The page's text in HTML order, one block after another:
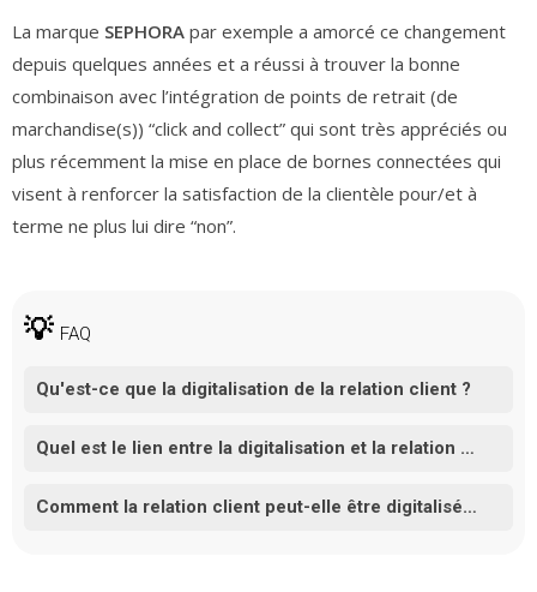
La marque SEPHORA par exemple a amorcé ce changement
depuis quelques années et a réussi à trouver la bonne
combinaison avec l’intégration de points de retrait (de
marchandise(s)) “click and collect” qui sont très appréciés ou
plus récemment la mise en place de bornes connectées qui
visent à renforcer la satisfaction de la clientèle pour/et à
terme ne plus lui dire “non”.
FAQ
Qu'est-ce que la digitalisation de la relation client ?
Quel est le lien entre la digitalisation et la relation client ?
Comment la relation client peut-elle être digitalisée ?